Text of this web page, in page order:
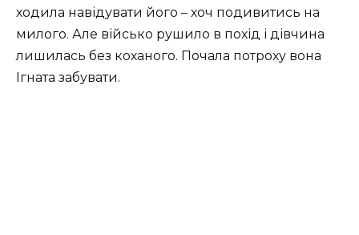
ходила навідувати його – хоч подивитись на
милого. Але військо рушило в похід і дівчина
лишилась без коханого. Почала потроху вона
Ігната забувати.